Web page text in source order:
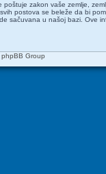
zakon vaše zemlje,
postova se beleže da bi
sačuvana u našoj bazi. Ove
Group